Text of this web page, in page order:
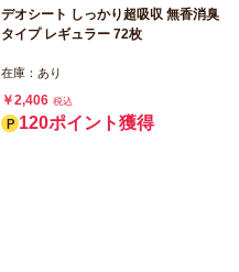
デオシート しっかり超吸収 無香消臭
タイプ レギュラー 72枚
在庫：あり
￥2,406 税込
120ポイント獲得